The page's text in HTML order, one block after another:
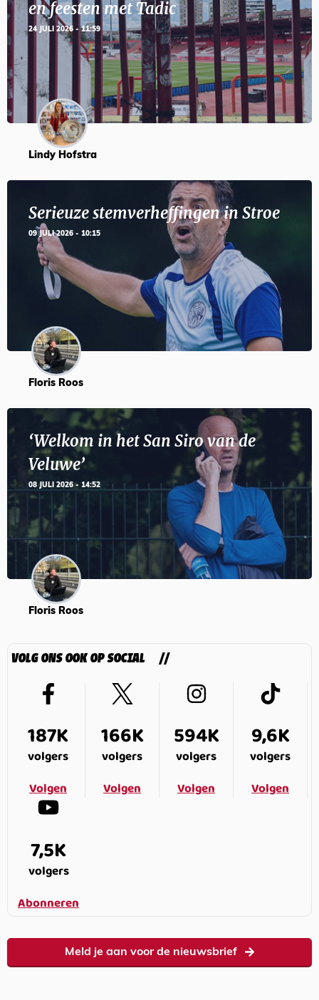
en feesten met Tadic
24 JULI 2026 - 11:59
Lindy Hofstra
Serieuze stemverheffingen in Stroe
09 JULI 2026 - 10:15
Floris Roos
‘Welkom in het San Siro van de
Veluwe’
08 JULI 2026 - 14:52
Floris Roos
VOLG ONS OOK OP SOCIAL
187K
volgers
Volgen
166K
volgers
Volgen
594K
volgers
Volgen
9,6K
volgers
Volgen
7,5K
volgers
Abonneren
Meld je aan voor de nieuwsbrief